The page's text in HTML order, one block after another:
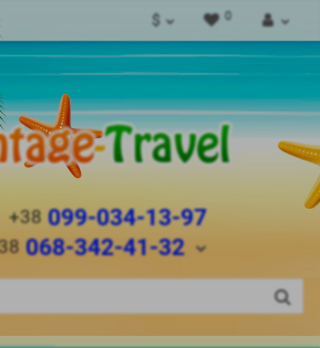
$ 0
+38 099-034-13-97
068-342-41-32